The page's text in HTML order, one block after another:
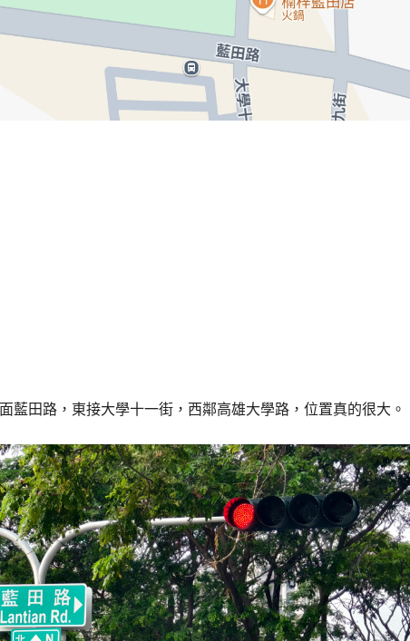
藍田路，東接大學十一街，西鄰高雄大學路，位置真的很大。